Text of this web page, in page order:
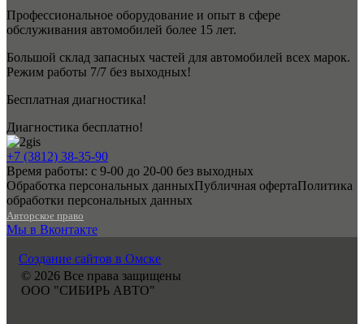
Профессиональное оборудование и опыт в сфере
обслуживания автомобилей более 15 лет.
Большой склад запасных частей для автомобилей всех марок.
Режим работы 7/7 без выходных!
Бесплатная диагностика!
Диагностика бесплатно!
+7 (3812) 38-35-90
Время работы: с 9-00 до 20-00 без выходных
Обработка персональных данныхПубличная офертаПолитика
обработки персональных данных
Авторское право
Мы в Вконтакте
Создание сайтов в Омске
© 2026 Все права защищены
ООО "СИБИРЬ АВТО"